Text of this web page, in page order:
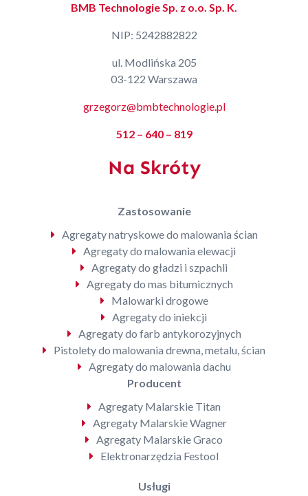
BMB Technologie Sp. z o.o. Sp. K.
NIP: 5242882822
ul. Modlińska 205
03-122 Warszawa
grzegorz@bmbtechnologie.pl
512 – 640 – 819
Na Skróty
Zastosowanie
Agregaty natryskowe do malowania ścian
Agregaty do malowania elewacji
Agregaty do gładzi i szpachli
Agregaty do mas bitumicznych
Malowarki drogowe
Agregaty do iniekcji
Agregaty do farb antykorozyjnych
Pistolety do malowania drewna, metalu, ścian
Agregaty do malowania dachu
Producent
Agregaty Malarskie Titan
Agregaty Malarskie Wagner
Agregaty Malarskie Graco
Elektronarzędzia Festool
Usługi